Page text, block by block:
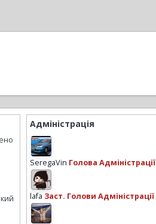
Адміністрація
SeregaVin Голова Адміністрації
lafa Заст. Голови Адміністрації